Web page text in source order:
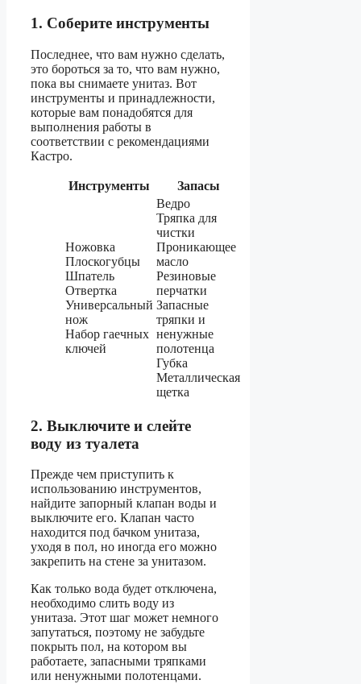
1. Соберите инструменты
Последнее, что вам нужно сделать,
это бороться за то, что вам нужно,
пока вы снимаете унитаз. Вот
инструменты и принадлежности,
которые вам понадобятся для
выполнения работы в
соответствии с рекомендациями
Кастро.
Инструменты Запасы
Ножовка
Плоскогубцы
Шпатель
Отвертка
Универсальный
нож
Набор гаечных
ключей
Ведро
Тряпка для
чистки
Проникающее
масло
Резиновые
перчатки
Запасные
тряпки и
ненужные
полотенца
Губка
Металлическая
щетка
2. Выключите и слейте
воду из туалета
Прежде чем приступить к
использованию инструментов,
найдите запорный клапан воды и
выключите его. Клапан часто
находится под бачком унитаза,
уходя в пол, но иногда его можно
закрепить на стене за унитазом.
Как только вода будет отключена,
необходимо слить воду из
унитаза. Этот шаг может немного
запутаться, поэтому не забудьте
покрыть пол, на котором вы
работаете, запасными тряпками
или ненужными полотенцами.